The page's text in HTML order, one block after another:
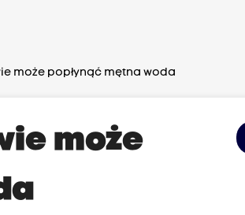
może popłynąć mętna woda
może